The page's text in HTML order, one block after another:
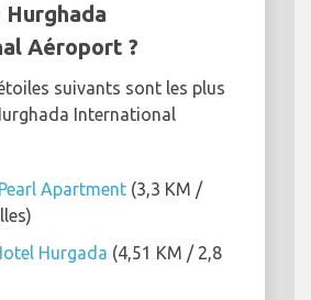
Aéroport ?
suivants sont les plus
International
Apartment (3,3 KM /
Hurgada (4,51 KM / 2,8